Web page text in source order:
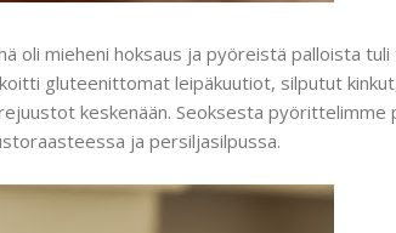
oli mieheni hoksaus ja pyöreistä palloista
gluteenittomat leipäkuutiot, silputut
keskenään. Seoksesta pyörittelimme
ja persiljasilpussa.